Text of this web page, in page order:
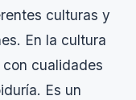
culturas y
En la cultura
cualidades
Es un